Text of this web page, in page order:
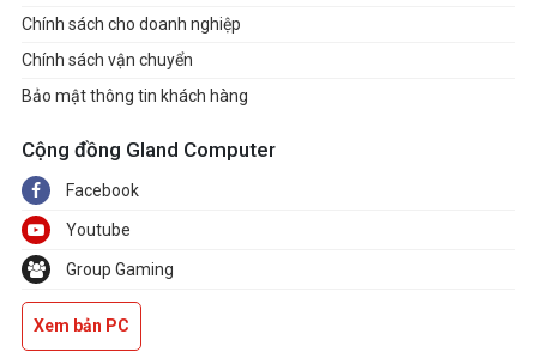
Chính sách cho doanh nghiệp
Chính sách vận chuyển
Bảo mật thông tin khách hàng
Cộng đồng Gland Computer
Facebook
Youtube
Group Gaming
Xem bản PC